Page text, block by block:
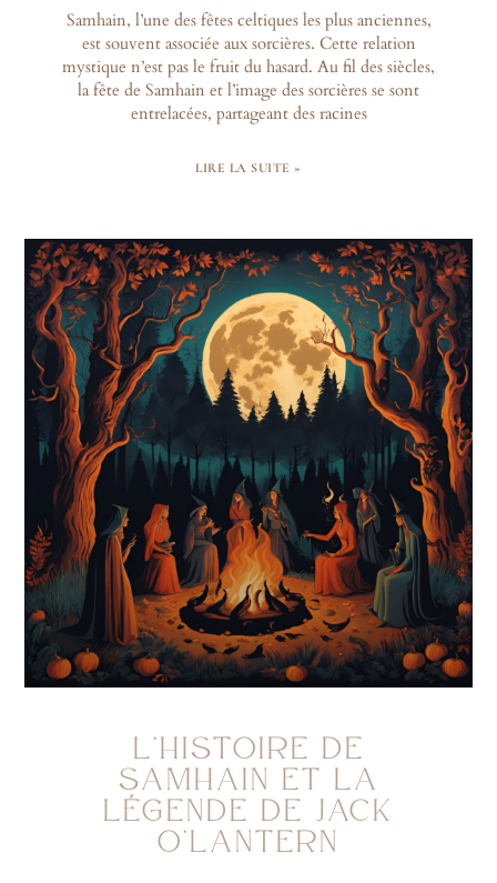
Samhain, l’une des fêtes celtiques les plus anciennes,
est souvent associée aux sorcières. Cette relation
mystique n’est pas le fruit du hasard. Au fil des siècles,
la fête de Samhain et l’image des sorcières se sont
entrelacées, partageant des racines
LIRE LA SUITE »
L’HISTOIRE DE
SAMHAIN ET LA
LÉGENDE DE JACK
O’LANTERN